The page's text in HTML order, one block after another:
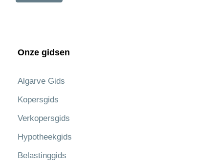
Onze gidsen
Algarve Gids
Kopersgids
Verkopersgids
Hypotheekgids
Belastinggids